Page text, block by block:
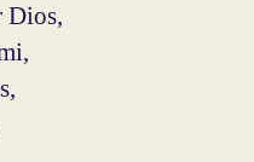
Dios,